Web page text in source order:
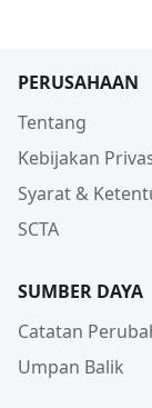
PERUSAHAAN
Tentang
Kebijakan
Syarat &
SCTA
SUMBER DAYA
Catatan
Umpan Balik